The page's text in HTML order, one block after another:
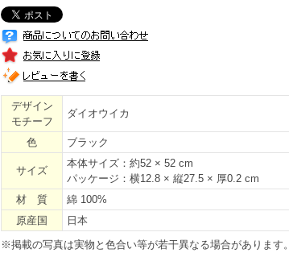
デザイン
モチーフ
ダイオウイカ
色 ブラック
サイズ
本体サイズ：約52 × 52 cm
パッケージ：横12.8 × 縦27.5 × 厚0.2 cm
材 質
綿 100%
原産国
日本
※掲載の写真は実物と色合い等が若干異なる場合があります。